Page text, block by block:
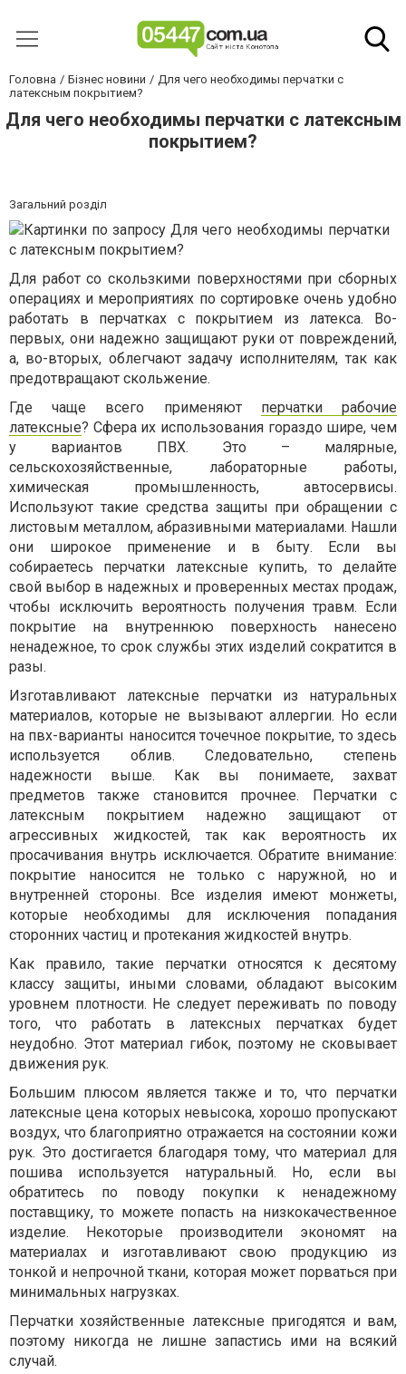
Головна Бізнес новини
Для чего необходимы перчатки с
латексным покрытием?
Для чего необходимы перчатки с латексным
покрытием?
Загальний розділ
Для работ со скользкими поверхностями при сборных
операциях и мероприятиях по сортировке очень удобно
работать в перчатках с покрытием из латекса. Во-
первых, они надежно защищают руки от повреждений,
а, во-вторых, облегчают задачу исполнителям, так как
предотвращают скольжение.
Где чаще всего применяют перчатки рабочие
латексные? Сфера их использования гораздо шире, чем
у вариантов ПВХ. Это – малярные,
сельскохозяйственные, лабораторные работы,
химическая промышленность, автосервисы.
Используют такие средства защиты при обращении с
листовым металлом, абразивными материалами. Нашли
они широкое применение и в быту. Если вы
собираетесь перчатки латексные купить, то делайте
свой выбор в надежных и проверенных местах продаж,
чтобы исключить вероятность получения травм. Если
покрытие на внутреннюю поверхность нанесено
ненадежное, то срок службы этих изделий сократится в
разы.
Изготавливают латексные перчатки из натуральных
материалов, которые не вызывают аллергии. Но если
на пвх-варианты наносится точечное покрытие, то здесь
используется облив. Следовательно, степень
надежности выше. Как вы понимаете, захват
предметов также становится прочнее. Перчатки с
латексным покрытием надежно защищают от
агрессивных жидкостей, так как вероятность их
просачивания внутрь исключается. Обратите внимание:
покрытие наносится не только с наружной, но и
внутренней стороны. Все изделия имеют монжеты,
которые необходимы для исключения попадания
сторонних частиц и протекания жидкостей внутрь.
Как правило, такие перчатки относятся к десятому
классу защиты, иными словами, обладают высоким
уровнем плотности. Не следует переживать по поводу
того, что работать в латексных перчатках будет
неудобно. Этот материал гибок, поэтому не сковывает
движения рук.
Большим плюсом является также и то, что перчатки
латексные цена которых невысока, хорошо пропускают
воздух, что благоприятно отражается на состоянии кожи
рук. Это достигается благодаря тому, что материал для
пошива используется натуральный. Но, если вы
обратитесь по поводу покупки к ненадежному
поставщику, то можете попасть на низкокачественное
изделие. Некоторые производители экономят на
материалах и изготавливают свою продукцию из
тонкой и непрочной ткани, которая может порваться при
минимальных нагрузках.
Перчатки хозяйственные латексные пригодятся и вам,
поэтому никогда не лишне запастись ими на всякий
случай.